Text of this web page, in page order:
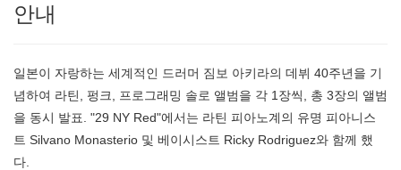
안내
일본이 자랑하는 세계적인 드러머 짐보 아키라의 데뷔 40주년을 기
념하여 라틴, 펑크, 프로그래밍 솔로 앨범을 각 1장씩, 총 3장의 앨범
을 동시 발표. "29 NY Red"에서는 라틴 피아노계의 유명 피아니스
트 Silvano Monasterio 및 베이시스트 Ricky Rodriguez와 함께 했
다.